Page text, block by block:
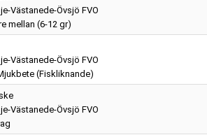
Västanede-Övsjö FVO
mellan (6-12 gr)
Västanede-Övsjö FVO
(Fiskliknande)
Västanede-Övsjö FVO